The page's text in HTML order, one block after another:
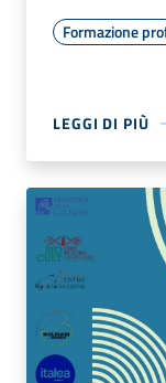
Formazione
LEGGI DI PIÙ